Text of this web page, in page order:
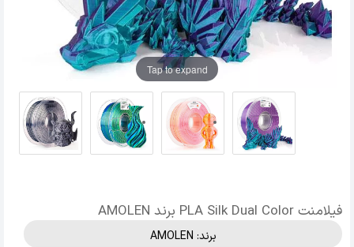
Tap to expand
فیلامنت PLA Silk Dual Color برند AMOLEN
برند: AMOLEN